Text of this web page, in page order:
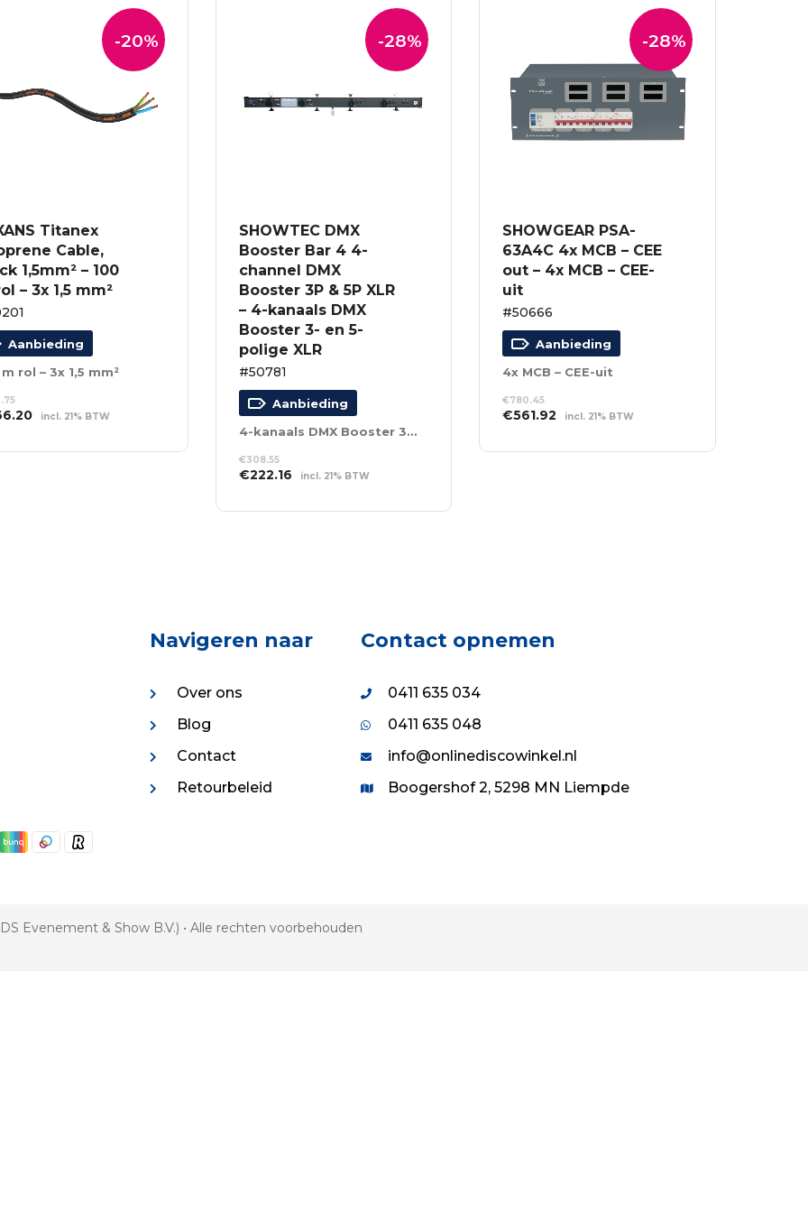
-20%
Titanex
Cable,
1,5mm² – 100
– 3x 1,5 mm²
Aanbieding
rol – 3x 1,5 mm²
Huidige
is:
incl. 21% BTW
-28%
SHOWTEC DMX
Booster Bar 4 4-
channel DMX
Booster 3P & 5P XLR
– 4-kanaals DMX
Booster 3- en 5-
polige XLR
#50781
Aanbieding
4-kanaals DMX Booster 3- en 5-polige XLR
€308.55
Oorspronkelijke
was:
€222.16Huidige
is:
incl. 21% BTW
WINKELWAGEN
-28%
SHOWGEAR PSA-
63A4C 4x MCB – CEE
out – 4x MCB – CEE-
uit
#50666
Aanbieding
4x MCB – CEE-uit
€780.45
Oorspronkelijke
was:
€561.92 Huidige
is:
incl. 21% BTW
WINKELWAGEN
Navigeren naar
Over ons
Blog
Contact
Retourbeleid
Contact opnemen
0411 635 034
0411 635 048
info@onlinediscowinkel.nl
Boogershof 2, 5298 MN Liempde
Evenement & Show B.V.) • Alle rechten voorbehouden